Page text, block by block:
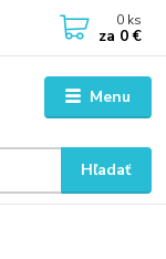
Menu
Hľadať
0 ks
za 0 €